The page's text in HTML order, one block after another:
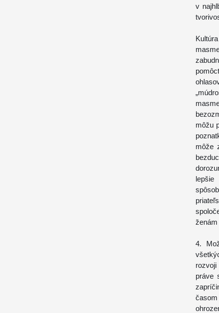
v
môžu
môže
lepšie
4.
práve
časom